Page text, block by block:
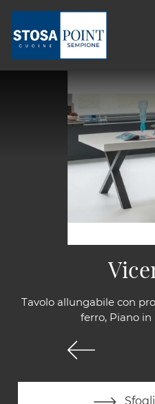
Tavolo allungabile con
ferro, Piano in